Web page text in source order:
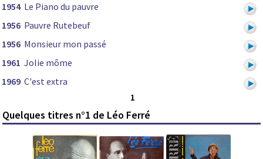
1954 Le Piano du pauvre
1956 Pauvre Rutebeuf
1956 Monsieur mon passé
1961 Jolie môme
1969 C'est extra
1
Quelques titres n°1 de Léo Ferré